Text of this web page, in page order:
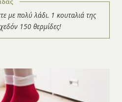
με πολύ λάδι. 1 κουταλιά της
150 θερμίδες!